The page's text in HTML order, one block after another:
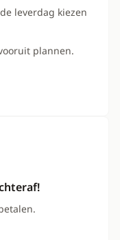
leverdag kiezen
plannen.